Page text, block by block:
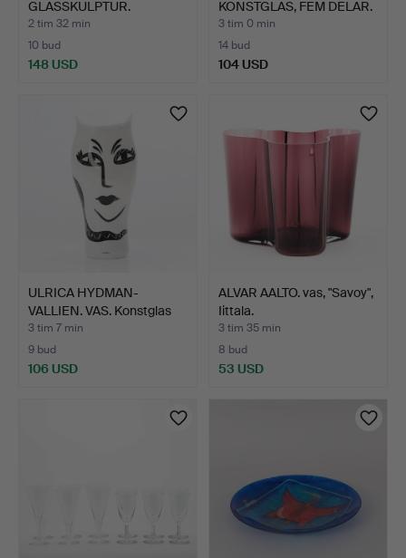
GLASSKULPTUR.
Konstglas. "…
2 tim 32 min
10 bud
148 USD
KONSTGLAS, FEM DELAR.
Frukt…
3 tim 0 min
14 bud
104 USD
ULRICA HYDMAN-
VALLIEN. VAS. Konstglas
med …
3 tim 7 min
9 bud
106 USD
ALVAR AALTO. vas, "Savoy",
Iittala.
3 tim 35 min
8 bud
53 USD